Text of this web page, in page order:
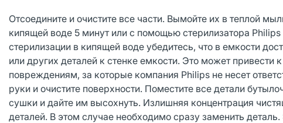
Отсоедините и очистите все части. Вымойте их в теплой
кипящей воде 5 минут или с помощью стерилизатора
стерилизации в кипящей воде убедитесь, что в емкости
или других деталей к стенке емкости. Это может
повреждениям, за которые компания Philips не несет
руки и очистите поверхности. Поместите все детали
сушки и дайте им высохнуть. Излишняя концентрация
деталей. В этом случае необходимо сразу заменить